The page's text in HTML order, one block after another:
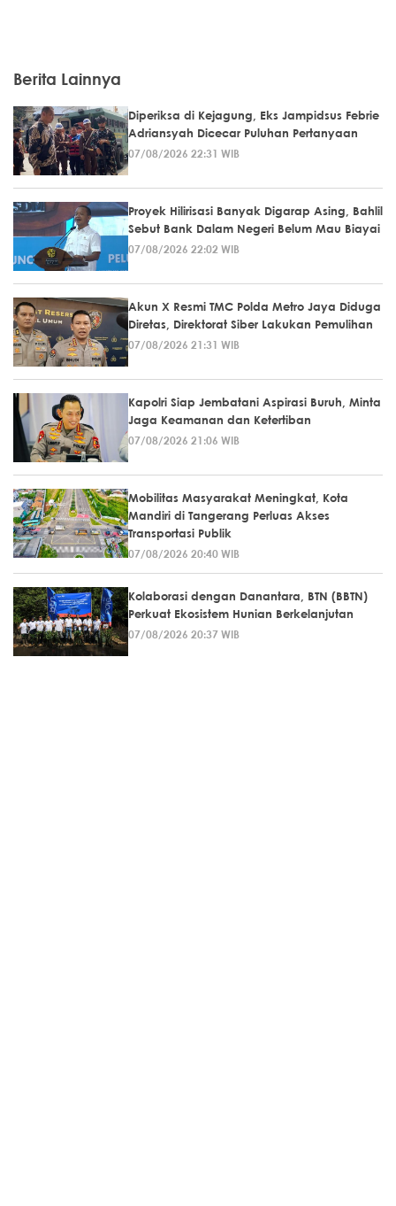
Berita Lainnya
Diperiksa di Kejagung, Eks Jampidsus Febrie
Adriansyah Dicecar Puluhan Pertanyaan
07/08/2026 22:31 WIB
Proyek Hilirisasi Banyak Digarap Asing, Bahlil
Sebut Bank Dalam Negeri Belum Mau Biayai
07/08/2026 22:02 WIB
Akun X Resmi TMC Polda Metro Jaya Diduga
Diretas, Direktorat Siber Lakukan Pemulihan
07/08/2026 21:31 WIB
Kapolri Siap Jembatani Aspirasi Buruh, Minta
Jaga Keamanan dan Ketertiban
07/08/2026 21:06 WIB
Mobilitas Masyarakat Meningkat, Kota
Mandiri di Tangerang Perluas Akses
Transportasi Publik
07/08/2026 20:40 WIB
Kolaborasi dengan Danantara, BTN (BBTN)
Perkuat Ekosistem Hunian Berkelanjutan
07/08/2026 20:37 WIB